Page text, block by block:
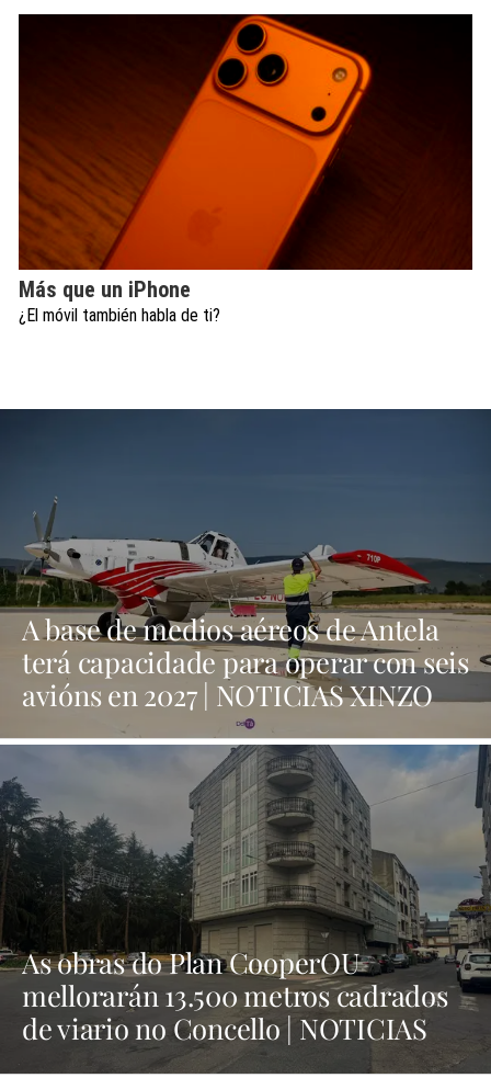
Más que un iPhone
¿El móvil también habla de ti?
A base de medios aéreos de Antela
terá capacidade para operar con seis
avións en 2027 | NOTICIAS XINZO
As obras do Plan CooperOU
mellorarán 13.500 metros cadrados
de viario no Concello | NOTICIAS